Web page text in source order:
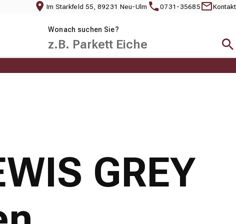
Im Starkfeld 55, 89231 Neu-Ulm 0731-35685 Kontakt
Wonach suchen Sie?
GREY